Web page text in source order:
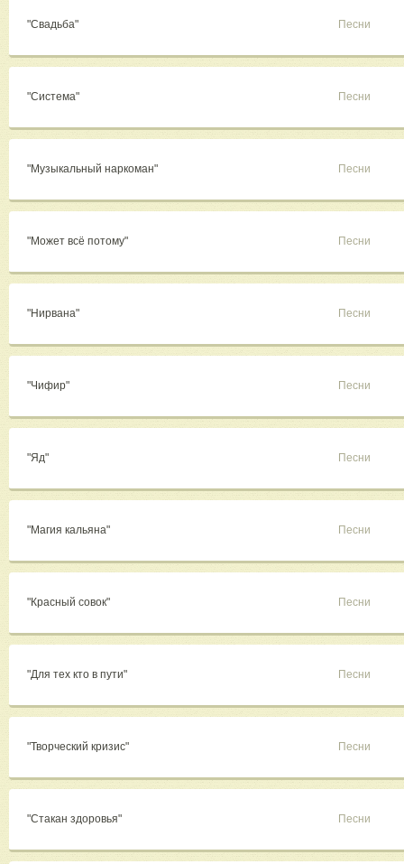
"Свадьба" Песни
"Система" Песни
"Музыкальный наркоман" Песни
"Может всё потому" Песни
"Нирвана" Песни
"Чифир" Песни
"Яд" Песни
"Магия кальяна" Песни
"Красный совок" Песни
"Для тех кто в пути" Песни
"Творческий кризис" Песни
"Стакан здоровья" Песни